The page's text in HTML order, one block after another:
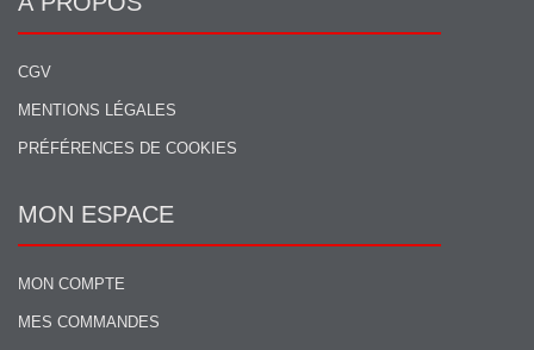
CGV
MENTIONS LÉGALES
PRÉFÉRENCES DE COOKIES
MON ESPACE
MON COMPTE
MES COMMANDES